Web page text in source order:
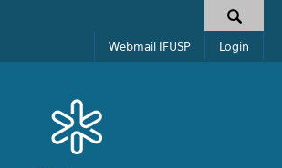
Formulário de busca
Webmail IFUSP Login